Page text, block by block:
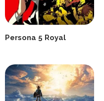
Persona 5 Royal